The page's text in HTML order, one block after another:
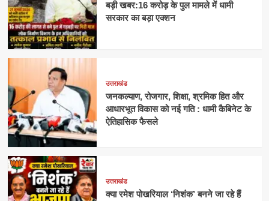
बड़ी खबर:16 करोड़ के पुल मामले में धामी
सरकार का बड़ा एक्शन
उत्तराखंड
जनकल्याण, रोजगार, शिक्षा, श्रमिक हित और
आधारभूत विकास को नई गति : धामी कैबिनेट के
ऐतिहासिक फैसले
उत्तराखंड
क्या रमेश पोखरियाल ‘निशंक’ बनने जा रहे हैं